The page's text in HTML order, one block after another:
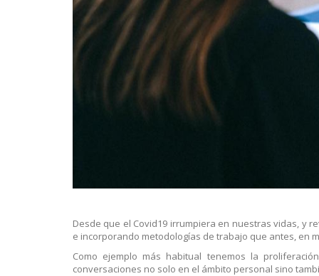
Desde que el Covid19 irrumpiera en nuestras vidas, y
e incorporando metodologías de trabajo que antes, en
Como ejemplo más habitual tenemos la
conversaciones no solo en el ámbito personal sino